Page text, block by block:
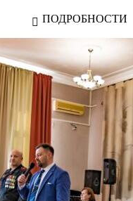
ПОДРОБНОСТИ